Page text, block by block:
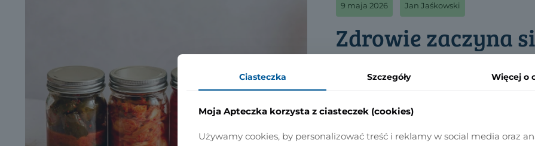
9 maja 2026 Jan Jaśkowski
Zdrowie zaczyna
Od dawna wiadomo, że zdrowie
mechanizmy powstawania schorzeń w
CZYTAJ DALEJ
Ciasteczka Szczegóły Więcej o
Moja Apteczka korzysta z ciasteczek (cookies)
Używamy cookies, by personalizować treść i reklamy w social media oraz